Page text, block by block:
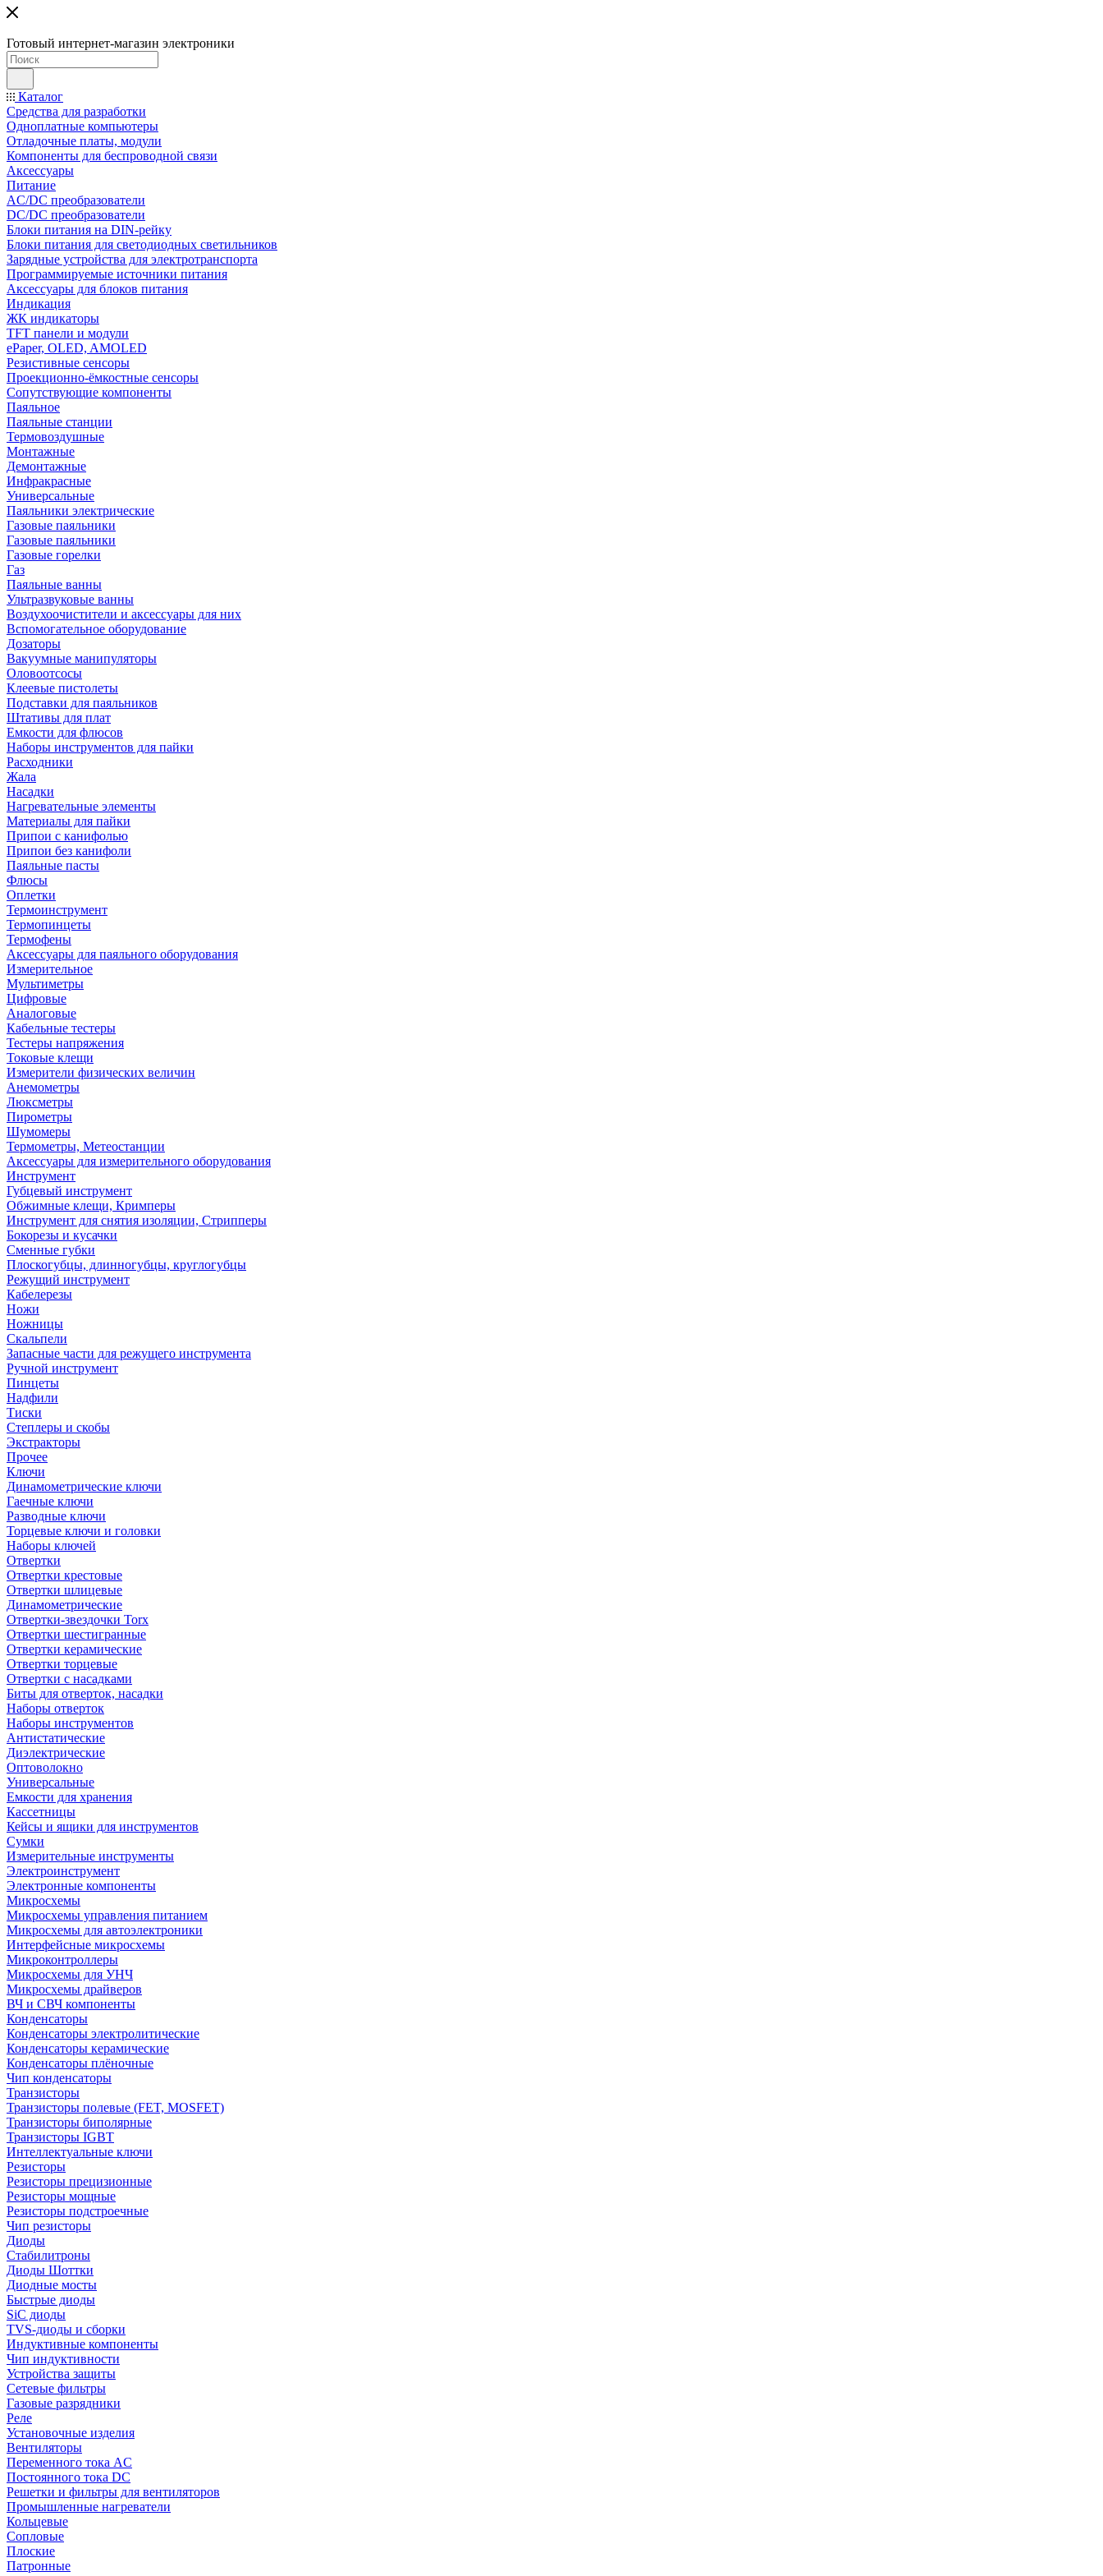
Готовый интернет-магазин электроники
Каталог
Средства для разработки
Одноплатные компьютеры
Отладочные платы, модули
Компоненты для беспроводной связи
Аксессуары
Питание
AC/DC преобразователи
DC/DC преобразователи
Блоки питания на DIN-рейку
Блоки питания для светодиодных светильников
Зарядные устройства для электротранспорта
Программируемые источники питания
Аксессуары для блоков питания
Индикация
ЖК индикаторы
TFT панели и модули
ePaper, OLED, AMOLED
Резистивные сенсоры
Проекционно-ёмкостные сенсоры
Сопутствующие компоненты
Паяльное
Паяльные станции
Термовоздушные
Монтажные
Демонтажные
Инфракрасные
Универсальные
Паяльники электрические
Газовые паяльники
Газовые паяльники
Газовые горелки
Газ
Паяльные ванны
Ультразвуковые ванны
Воздухоочистители и аксессуары для них
Вспомогательное оборудование
Дозаторы
Вакуумные манипуляторы
Оловоотсосы
Клеевые пистолеты
Подставки для паяльников
Штативы для плат
Емкости для флюсов
Наборы инструментов для пайки
Расходники
Жала
Насадки
Нагревательные элементы
Материалы для пайки
Припои с канифолью
Припои без канифоли
Паяльные пасты
Флюсы
Оплетки
Термоинструмент
Термопинцеты
Термофены
Аксессуары для паяльного оборудования
Измерительное
Мультиметры
Цифровые
Аналоговые
Кабельные тестеры
Тестеры напряжения
Токовые клещи
Измерители физических величин
Анемометры
Люксметры
Пирометры
Шумомеры
Термометры, Метеостанции
Аксессуары для измерительного оборудования
Инструмент
Губцевый инструмент
Обжимные клещи, Кримперы
Инструмент для снятия изоляции, Стрипперы
Бокорезы и кусачки
Сменные губки
Плоскогубцы, длинногубцы, круглогубцы
Режущий инструмент
Кабелерезы
Ножи
Ножницы
Скальпели
Запасные части для режущего инструмента
Ручной инструмент
Пинцеты
Надфили
Тиски
Степлеры и скобы
Экстракторы
Прочее
Ключи
Динамометрические ключи
Гаечные ключи
Разводные ключи
Торцевые ключи и головки
Наборы ключей
Отвертки
Отвертки крестовые
Отвертки шлицевые
Динамометрические
Отвертки-звездочки Torx
Отвертки шестигранные
Отвертки керамические
Отвертки торцевые
Отвертки с насадками
Биты для отверток, насадки
Наборы отверток
Наборы инструментов
Антистатические
Диэлектрические
Оптоволокно
Универсальные
Емкости для хранения
Кассетницы
Кейсы и ящики для инструментов
Сумки
Измерительные инструменты
Электроинструмент
Электронные компоненты
Микросхемы
Микросхемы управления питанием
Микросхемы для автоэлектроники
Интерфейсные микросхемы
Микроконтроллеры
Микросхемы для УНЧ
Микросхемы драйверов
ВЧ и СВЧ компоненты
Конденсаторы
Конденсаторы электролитические
Конденсаторы керамические
Конденсаторы плёночные
Чип конденсаторы
Транзисторы
Транзисторы полевые (FET, MOSFET)
Транзисторы биполярные
Транзисторы IGBT
Интеллектуальные ключи
Резисторы
Резисторы прецизионные
Резисторы мощные
Резисторы подстроечные
Чип резисторы
Диоды
Стабилитроны
Диоды Шоттки
Диодные мосты
Быстрые диоды
SiC диоды
TVS-диоды и сборки
Индуктивные компоненты
Чип индуктивности
Устройства защиты
Сетевые фильтры
Газовые разрядники
Реле
Установочные изделия
Вентиляторы
Переменного тока AC
Постоянного тока DC
Решетки и фильтры для вентиляторов
Промышленные нагреватели
Кольцевые
Сопловые
Плоские
Патронные